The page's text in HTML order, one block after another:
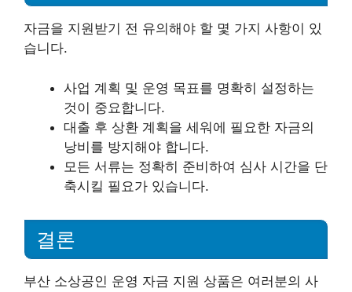
자금을 지원받기 전 유의해야 할 몇 가지 사항이 있
습니다.
사업 계획 및 운영 목표를 명확히 설정하는
것이 중요합니다.
대출 후 상환 계획을 세워에 필요한 자금의
낭비를 방지해야 합니다.
모든 서류는 정확히 준비하여 심사 시간을 단
축시킬 필요가 있습니다.
결론
부산 소상공인 운영 자금 지원 상품은 여러분의 사